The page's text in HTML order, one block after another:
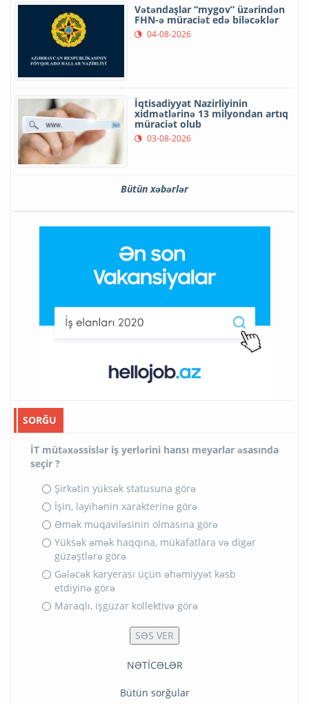
Vətəndaşlar “mygov” üzərindən
FHN-ə müraciət edə biləcəklər
04-08-2026
İqtisadiyyat Nazirliyinin
xidmətlərinə 13 milyondan artıq
müraciət olub
03-08-2026
Bütün xəbərlər
SORĞU
İT mütəxəssislər iş yerlərini hansı meyarlar əsasında
seçir ?
Şirkətin yüksək statusuna görə
İşin, layihənin xarakterinə görə
Əmək müqaviləsinin olmasına görə
Yüksək əmək haqqına, mükafatlara və digər
güzəştlərə görə
Gələcək karyerası üçün əhəmiyyət kəsb
etdiyinə görə
Maraqlı, işgüzar kollektivə görə
NƏTİCƏLƏR
Bütün sorğular